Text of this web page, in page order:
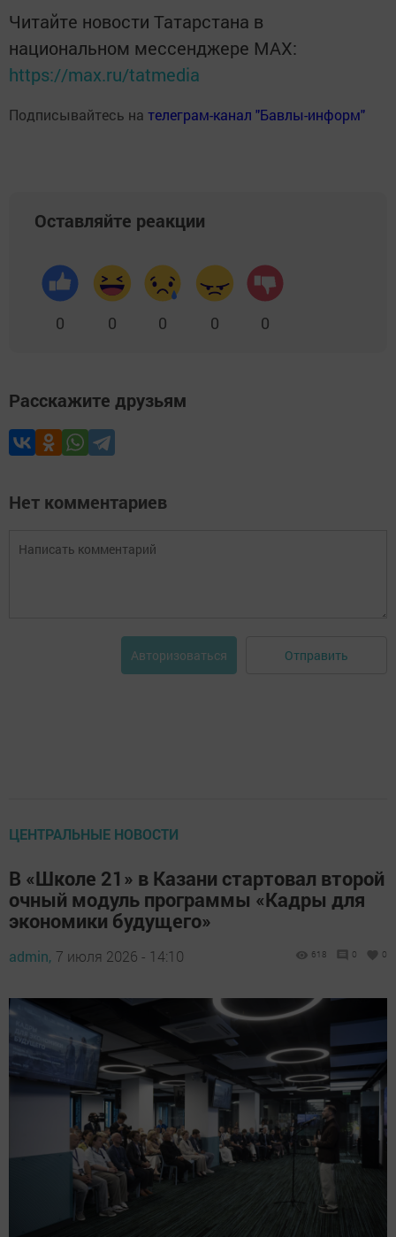
Читайте новости Татарстана в
национальном мессенджере MАХ:
https://max.ru/tatmedia
Подписывайтесь на телеграм-канал "Бавлы-информ"
Оставляйте реакции
0 0 0 0 0
Расскажите друзьям
Нет комментариев
Авторизоваться Отправить
ЦЕНТРАЛЬНЫЕ НОВОСТИ
В «Школе 21» в Казани стартовал второй
очный модуль программы «Кадры для
экономики будущего»
admin, 7 июля 2026 - 14:10 618 0 0